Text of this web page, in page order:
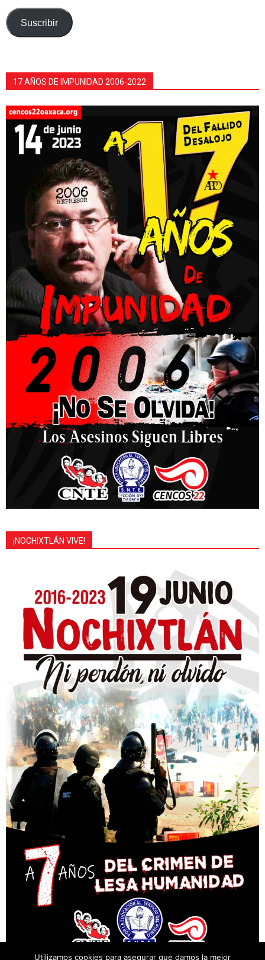
correo
electrónico
Suscribir
17 AÑOS DE IMPUNIDAD 2006-2022
¡NOCHIXTLÁN VIVE!
Utilizamos cookies para asegurar que damos la mejor